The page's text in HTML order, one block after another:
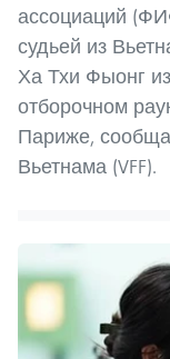
ассоциаций
судьей из
Ха Тхи Фыонг
отборочном
Париже,
Вьетнама (VFF).